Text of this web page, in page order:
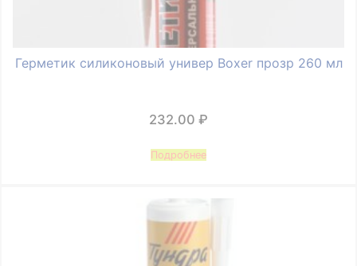
Герметик силиконовый универ Boxer прозр 260 мл
232.00 ₽
Подробнее